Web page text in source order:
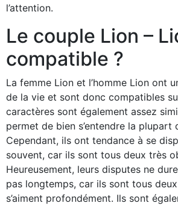
l’attention.
Le couple Lion –
compatible ?
La femme Lion et l’homme Lion ont
de la vie et sont donc compatibles
caractères sont également assez
permet de bien s’entendre la plupart
Cependant, ils ont tendance à se
souvent, car ils sont tous deux très
Heureusement, leurs disputes ne
pas longtemps, car ils sont tous
s’aiment profondément. Ils sont